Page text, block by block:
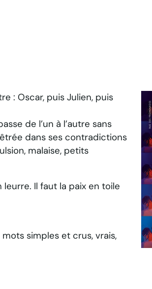
: Oscar, puis Julien, puis
de l’un à l’autre sans
dans ses contradictions
malaise, petits
Il faut la paix en toile
simples et crus, vrais,